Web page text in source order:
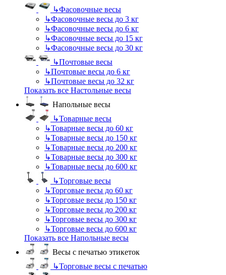
↳Фасовочные весы
↳Фасовочные весы до 3 кг
↳Фасовочные весы до 6 кг
↳Фасовочные весы до 15 кг
↳Фасовочные весы до 30 кг
↳Почтовые весы
↳Почтовые весы до 6 кг
↳Почтовые весы до 32 кг
Показать все Настольные весы
Напольные весы
↳Товарные весы
↳Товарные весы до 60 кг
↳Товарные весы до 150 кг
↳Товарные весы до 200 кг
↳Товарные весы до 300 кг
↳Товарные весы до 600 кг
↳Торговые весы
↳Торговые весы до 60 кг
↳Торговые весы до 150 кг
↳Торговые весы до 200 кг
↳Торговые весы до 300 кг
↳Торговые весы до 600 кг
Показать все Напольные весы
Весы с печатью этикеток
↳Торговые весы с печатью